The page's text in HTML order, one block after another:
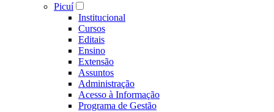
Picuí
Institucional
Cursos
Editais
Ensino
Extensão
Assuntos
Administração
Acesso à Informação
Programa de Gestão